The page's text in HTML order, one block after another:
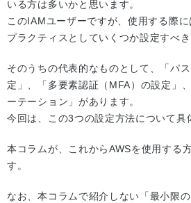
いる方は多いかと思います。
このIAMユーザーですが、使用する際
プラクティスとしていくつか設定すべき
そのうちの代表的なものとして、「パ
定」、「多要素認証（MFA）の設定」
ーテーション」があります。
今回は、この3つの設定方法について具
本コラムが、これからAWSを使用する
す。
なお、本コラムで紹介しない「最小限